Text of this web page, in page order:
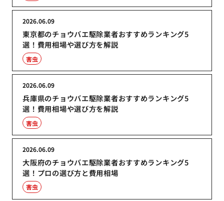
東京都のチョウバエ駆除業者おすすめランキング5
選！費用相場や選び方を解説
2026.06.09
害虫
兵庫県のチョウバエ駆除業者おすすめランキング5
選！費用相場や選び方を解説
2026.06.09
害虫
大阪府のチョウバエ駆除業者おすすめランキング5
選！プロの選び方と費用相場
2026.06.09
害虫